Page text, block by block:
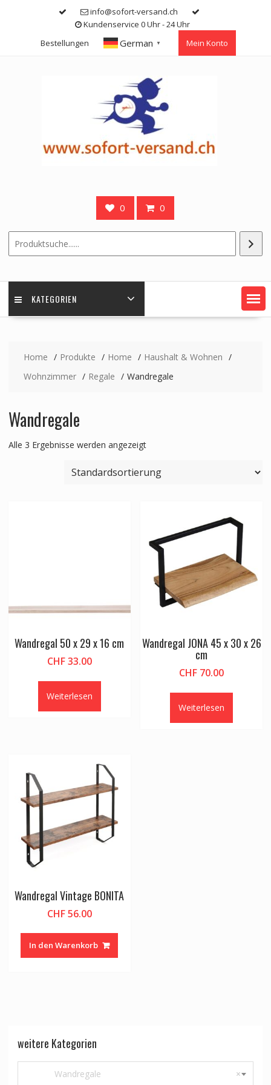
info@sofort-versand.ch
Kundenservice 0 Uhr - 24 Uhr
Bestellungen
German ▼ Mein Konto
0 0
KATEGORIEN
Home Produkte Home
Haushalt & Wohnen
Wohnzimmer
Regale Wandregale
Wandregale
Alle 3 Ergebnisse werden angezeigt
Wandregal 50 x 29 x 16 cm
CHF33.00
Weiterlesen
Wandregal JONA 45 x 30 x 26
cm
CHF 70.00
Weiterlesen
Wandregal Vintage BONITA
CHF56.00
In den Warenkorb
weitere Kategorien
×
Wandregale